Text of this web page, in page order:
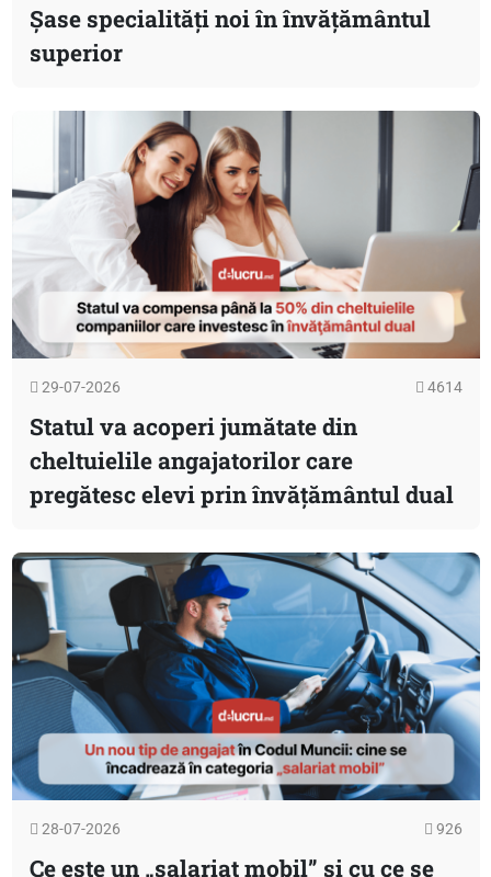
Șase specialități noi în învățământul
superior
29-07-2026 4614
Statul va acoperi jumătate din
cheltuielile angajatorilor care
pregătesc elevi prin învățământul dual
28-07-2026 926
Ce este un „salariat mobil” și cu ce se